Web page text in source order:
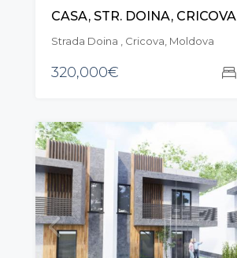
CASA, STR. DOINA, CRICOVA
Strada Doina , Cricova, Moldova
320,000€